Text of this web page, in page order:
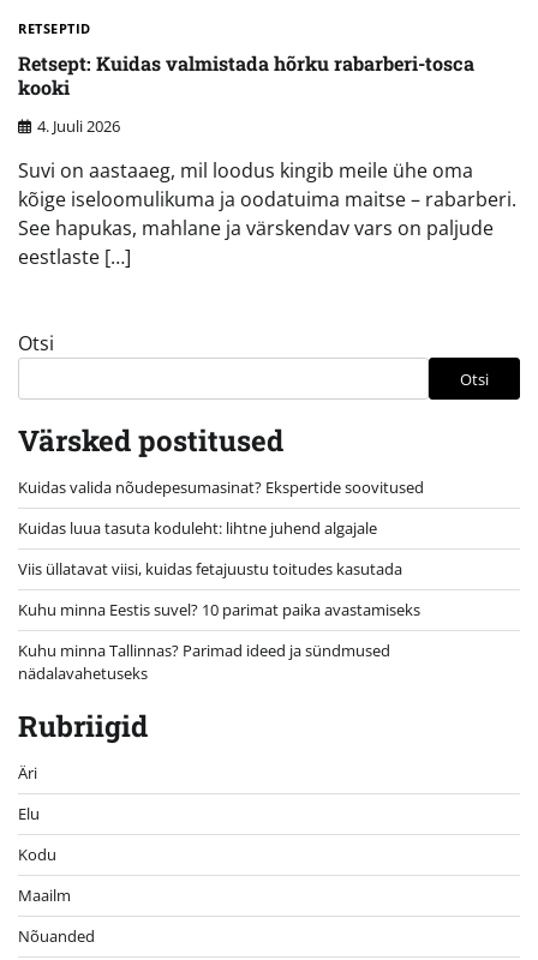
RETSEPTID
Retsept: Kuidas valmistada hõrku rabarberi-tosca
kooki
4. Juuli 2026
Suvi on aastaaeg, mil loodus kingib meile ühe oma
kõige iseloomulikuma ja oodatuima maitse – rabarberi.
See hapukas, mahlane ja värskendav vars on paljude
eestlaste […]
Otsi
Otsi
Värsked postitused
Kuidas valida nõudepesumasinat? Ekspertide soovitused
Kuidas luua tasuta koduleht: lihtne juhend algajale
Viis üllatavat viisi, kuidas fetajuustu toitudes kasutada
Kuhu minna Eestis suvel? 10 parimat paika avastamiseks
Kuhu minna Tallinnas? Parimad ideed ja sündmused
nädalavahetuseks
Rubriigid
Äri
Elu
Kodu
Maailm
Nõuanded